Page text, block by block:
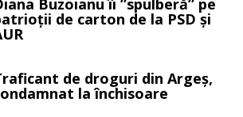
Buzoianu îi ”spulberă” pe
de carton de la PSD și
de droguri din Argeș,
la închisoare